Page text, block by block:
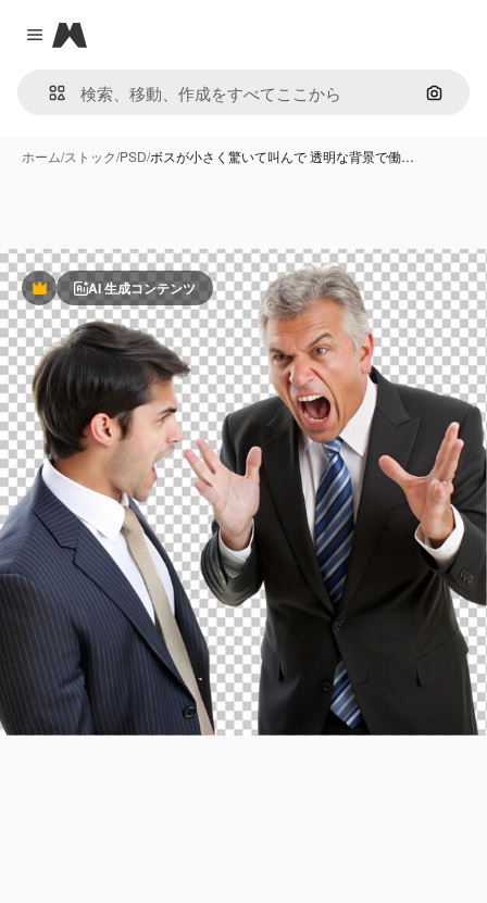
Close menu
Magnific
画像で
ホーム/ストック/PSD/ボスが小さく驚いて叫んで 透明な背景で働…
PremiumAI 生成コンテンツ